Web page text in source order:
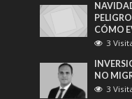
CÓMO
3
NO
3